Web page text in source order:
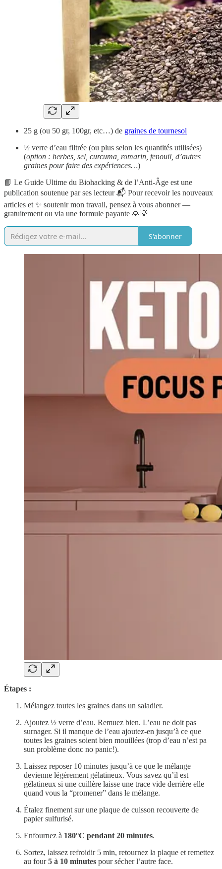
25 g (ou 50 gr, 100gr, etc…) de graines de tournesol
½ verre d’eau filtrée (ou plus selon les quantités utilisées)
(option : herbes, sel, curcuma, romarin, fenouil, d’autres
graines pour faire des expériences…)
📘 Le Guide Ultime du Biohacking & de l’Anti-Âge est une
publication soutenue par ses lecteur 📬 Pour recevoir les nouveaux
articles et ✨ soutenir mon travail, pensez à vous abonner —
gratuitement ou via une formule payante 🙏💡
S'abonner
Étapes :
Mélangez toutes les graines dans un saladier.
Ajoutez ½ verre d’eau. Remuez bien. L’eau ne doit pas
surnager. Si il manque de l’eau ajoutez-en jusqu’à ce que
toutes les graines soient bien mouillées (trop d’eau n’est pa
sun problème donc no panic!).
Laissez reposer 10 minutes jusqu’à ce que le mélange
devienne légèrement gélatineux. Vous savez qu’il est
gélatineux si une cuillère laisse une trace vide derrière elle
quand vous la “promener” dans le mélange.
Étalez finement sur une plaque de cuisson recouverte de
papier sulfurisé.
Enfournez à 180°C pendant 20 minutes.
Sortez, laissez refroidir 5 min, retournez la plaque et remettez
au four5 à 10 minutes pour sécher l’autre face.